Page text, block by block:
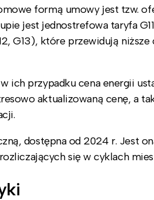
formą umowy jest tzw.
jest jednostrefowa taryfa
G13), które przewidują niższe
przypadku cena energii
aktualizowaną cenę, a
dostępna od 2024 r. Jest
się w cyklach